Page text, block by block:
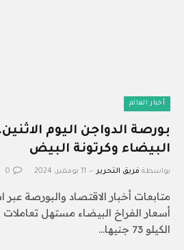
أخبار العالم
بورصة الدواجن اليوم
البيضاء وكرتونة البيض
بواسطة فريق التحرير 11 نوفمبر، 2024 0
متابعات أخبار الاقتصاد والبورصة عبر
أسعار الفراخ البيضاء مستهل
الكيلو 73 جنيها…